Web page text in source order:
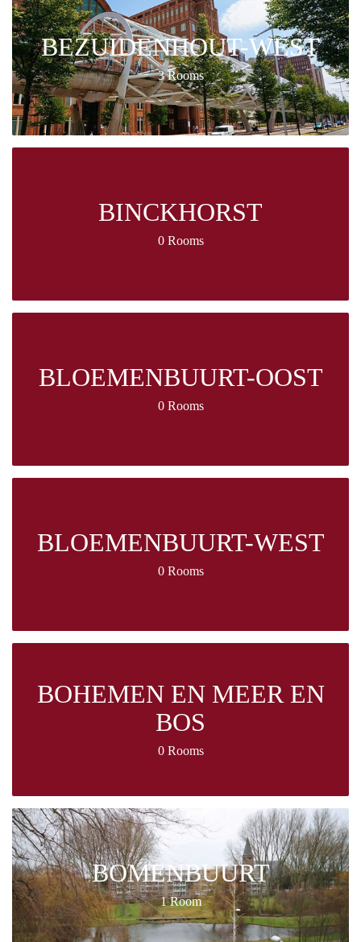
BEZUIDENHOUT-WEST
3 Rooms
BINCKHORST
0 Rooms
BLOEMENBUURT-OOST
0 Rooms
BLOEMENBUURT-WEST
0 Rooms
BOHEMEN EN MEER EN
BOS
0 Rooms
BOMENBUURT
1 Room